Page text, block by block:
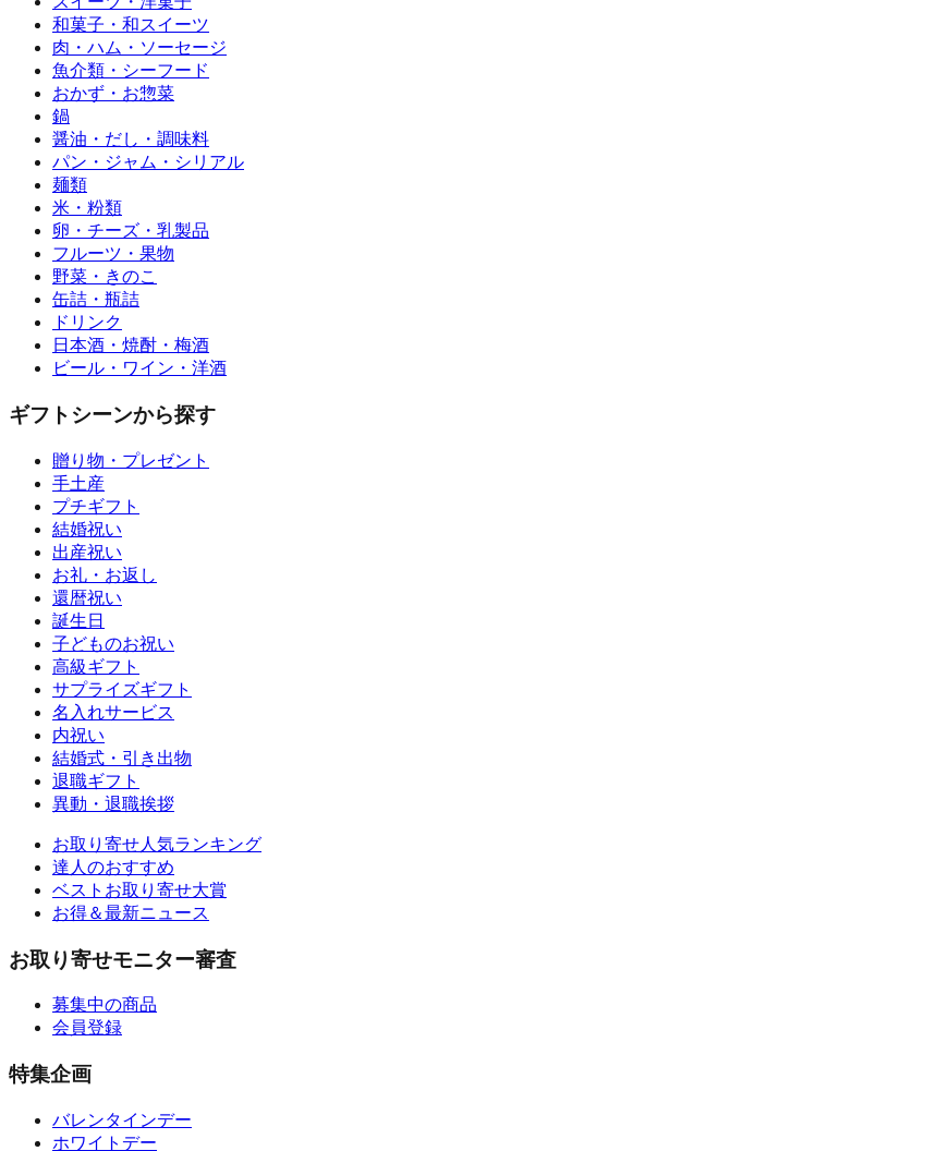
和菓子・和スイーツ
肉・ハム・ソーセージ
魚介類・シーフード
おかず・お惣菜
鍋
醤油・だし・調味料
パン・ジャム・シリアル
麺類
米・粉類
卵・チーズ・乳製品
フルーツ・果物
野菜・きのこ
缶詰・瓶詰
ドリンク
日本酒・焼酎・梅酒
ビール・ワイン・洋酒
ギフトシーンから探す
贈り物・プレゼント
手土産
プチギフト
結婚祝い
出産祝い
お礼・お返し
還暦祝い
誕生日
子どものお祝い
高級ギフト
サプライズギフト
名入れサービス
内祝い
結婚式・引き出物
退職ギフト
異動・退職挨拶
お取り寄せ人気ランキング
達人のおすすめ
ベストお取り寄せ大賞
お得＆最新ニュース
お取り寄せモニター審査
募集中の商品
会員登録
特集企画
バレンタインデー
ホワイトデー